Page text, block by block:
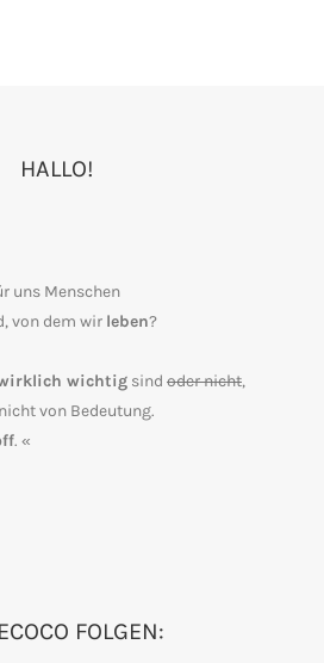
HALLO!
uns Menschen
von dem wir leben?
wichtig sind oder nicht,
nicht von Bedeutung.
. «
FOLGEN: